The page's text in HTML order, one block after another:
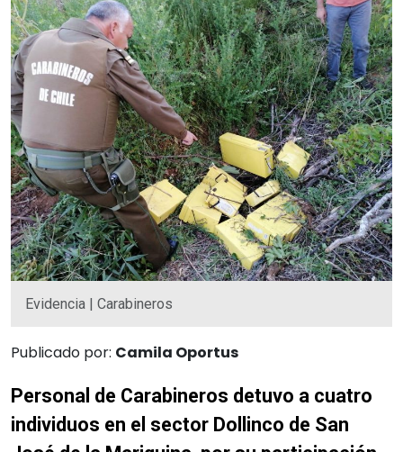
Evidencia | Carabineros
Publicado por: Camila Oportus
Personal de Carabineros detuvo a cuatro
individuos en el sector Dollinco de San